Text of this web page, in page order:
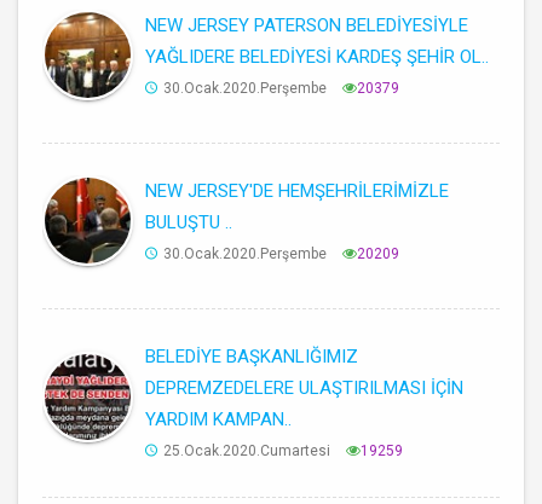
NEW JERSEY PATERSON BELEDİYESİYLE
YAĞLIDERE BELEDİYESİ KARDEŞ ŞEHİR OL..
30.Ocak.2020.Perşembe 20379
NEW JERSEY'DE HEMŞEHRİLERİMİZLE
BULUŞTU ..
30.Ocak.2020.Perşembe 20209
BELEDİYE BAŞKANLIĞIMIZ
DEPREMZEDELERE ULAŞTIRILMASI İÇİN
YARDIM KAMPAN..
25.Ocak.2020.Cumartesi 19259